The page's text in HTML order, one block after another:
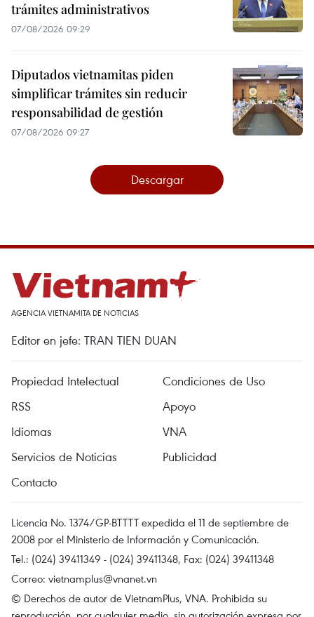
trámites administrativos
07/08/2026 09:29
Diputados vietnamitas piden
simplificar trámites sin reducir
responsabilidad de gestión
07/08/2026 09:27
Descargar
AGENCIA VIETNAMITA DE NOTICIAS
Editor en jefe: TRAN TIEN DUAN
Propiedad Intelectual
Condiciones de Uso
RSS
Apoyo
Idiomas
VNA
Servicios de Noticias
Publicidad
Contacto
Licencia No. 1374/GP-BTTTT expedida el 11 de septiembre de
2008 por el Ministerio de Información y Comunicación.
Tel.: (024) 39411349 - (024) 39411348, Fax: (024) 39411348
Correo: vietnamplus@vnanet.vn
© Derechos de autor de VietnamPlus, VNA. Prohibida su